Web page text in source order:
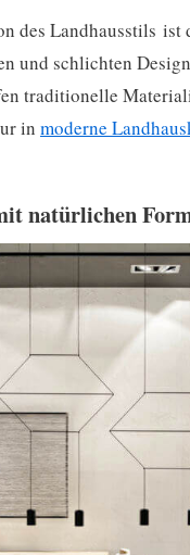
des Landhausstils
und schlichten
traditionelle
in moderne
natürlichen